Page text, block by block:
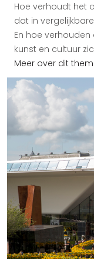
Hoe verhoudt het
dat in
En hoe
kunst en cultuur
Meer over dit